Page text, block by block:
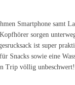
Smartphone samt
sorgen
ist super
Snacks sowie eine
Trip völlig unbeschwert!